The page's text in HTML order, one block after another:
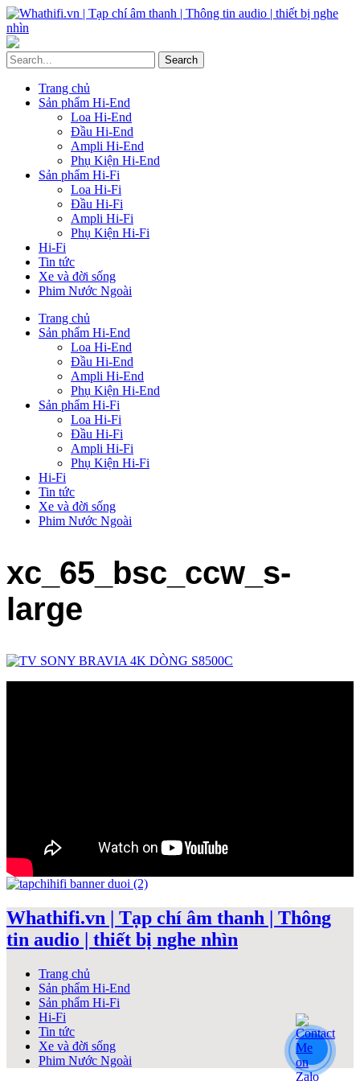
Trang chủ
Sản phẩm Hi-End
Loa Hi-End
Đầu Hi-End
Ampli Hi-End
Phụ Kiện Hi-End
Sản phẩm Hi-Fi
Loa Hi-Fi
Đầu Hi-Fi
Ampli Hi-Fi
Phụ Kiện Hi-Fi
Hi-Fi
Tin tức
Xe và đời sống
Phim Nước Ngoài
Trang chủ
Sản phẩm Hi-End
Loa Hi-End
Đầu Hi-End
Ampli Hi-End
Phụ Kiện Hi-End
Sản phẩm Hi-Fi
Loa Hi-Fi
Đầu Hi-Fi
Ampli Hi-Fi
Phụ Kiện Hi-Fi
Hi-Fi
Tin tức
Xe và đời sống
Phim Nước Ngoài
xc_65_bsc_ccw_s-
large
Whathifi.vn | Tạp chí âm thanh | Thông
tin audio | thiết bị nghe nhìn
Trang chủ
Sản phẩm Hi-End
Sản phẩm Hi-Fi
Hi-Fi
Tin tức
Xe và đời sống
Phim Nước Ngoài